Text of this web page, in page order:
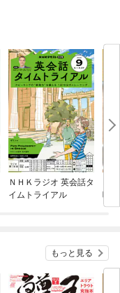
ＮＨＫラジオ 英会話タ
イムトライアル
味
もっと見る